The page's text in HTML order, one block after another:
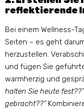
reflektierende
Bei einem Wellness-
Seiten – es geht
herzustellen.
und fügen Sie
warmherzig und
halten Sie heute fest??”
gebracht??”